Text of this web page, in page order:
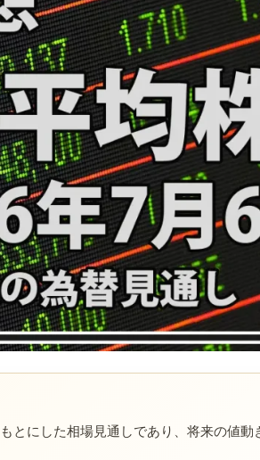
とにした相場見通しであり、将来の値動